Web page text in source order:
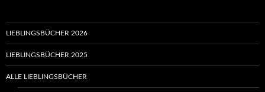
LIEBLINGSBÜCHER 2026
LIEBLINGSBÜCHER 2025
ALLE LIEBLINGSBÜCHER